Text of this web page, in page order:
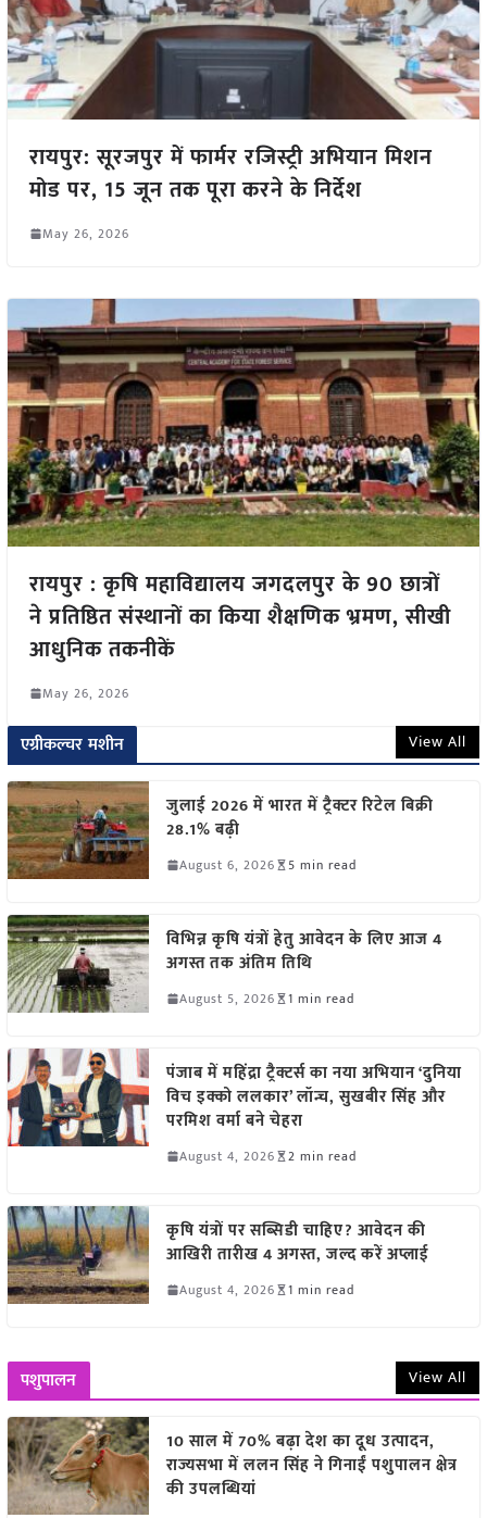
रायपुर: सूरजपुर में फार्मर रजिस्ट्री अभियान मिशन
मोड पर, 15 जून तक पूरा करने के निर्देश
May 26, 2026
रायपुर : कृषि महाविद्यालय जगदलपुर के 90 छात्रों
ने प्रतिष्ठित संस्थानों का किया शैक्षणिक भ्रमण, सीखी
आधुनिक तकनीकें
May 26, 2026
एग्रीकल्चर मशीन View All
जुलाई 2026 में भारत में ट्रैक्टर रिटेल बिक्री
28.1% बढ़ी
August 6, 2026 5 min read
विभिन्न कृषि यंत्रों हेतु आवेदन के लिए आज 4
अगस्त तक अंतिम तिथि
August 5, 2026 1 min read
पंजाब में महिंद्रा ट्रैक्टर्स का नया अभियान ‘दुनिया
विच इक्को ललकार’ लॉन्च, सुखबीर सिंह और
परमिश वर्मा बने चेहरा
August 4, 2026 2 min read
कृषि यंत्रों पर सब्सिडी चाहिए? आवेदन की
आखिरी तारीख 4 अगस्त, जल्द करें अप्लाई
August 4, 2026 1 min read
पशुपालन View All
10 साल में 70% बढ़ा देश का दूध उत्पादन,
राज्यसभा में ललन सिंह ने गिनाईं पशुपालन क्षेत्र
की उपलब्धियां